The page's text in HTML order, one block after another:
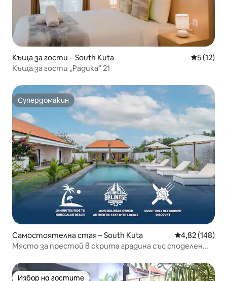
Къща за гости – South Kuta Средна
5 (12)
Къща за гости „Радика“ 21
Супердомакин
Супердомакин
Самостоятелна стая – South Kuta Средна
4,82 (148)
Място за престой в скрита градина със споделен
Избор на гостите